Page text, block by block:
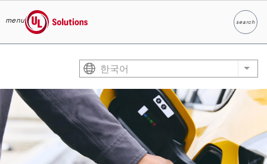
menu
UL Solutions
search
찾다
한국어 List